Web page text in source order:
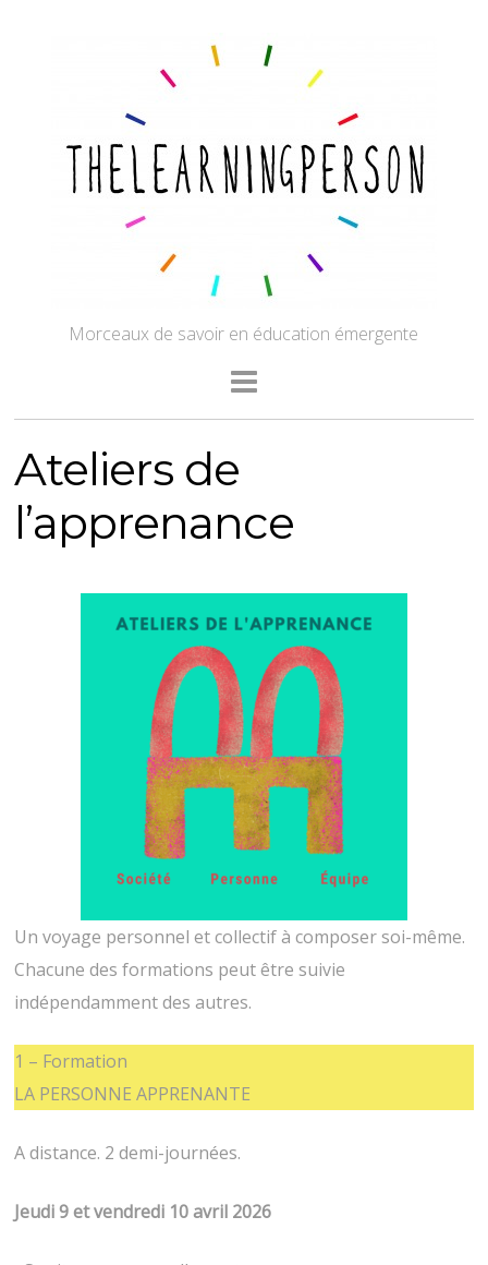
Morceaux de savoir en éducation émergente
Ateliers de
l’apprenance
Un voyage personnel et collectif à composer soi-même.
Chacune des formations peut être suivie
indépendamment des autres.
1 – Formation
LA PERSONNE APPRENANTE
A distance. 2 demi-journées.
Jeudi 9 et vendredi 10 avril 2026